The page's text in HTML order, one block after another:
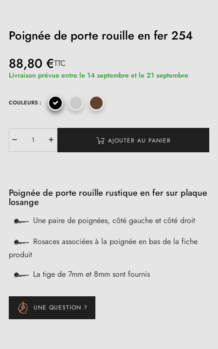
Poignée de porte rouille en fer 254
88,80 €TTC
Livraison prévue entre le 14 septembre et le 21 septembre
COULEURS :
AJOUTER AU PANIER
Poignée de porte rouille rustique en fer sur plaque
losange
Une paire de poignées, côté gauche et côté droit
Rosaces associées à la poignée en bas de la fiche
produit
La tige de 7mm et 8mm sont fournis
UNE QUESTION ?